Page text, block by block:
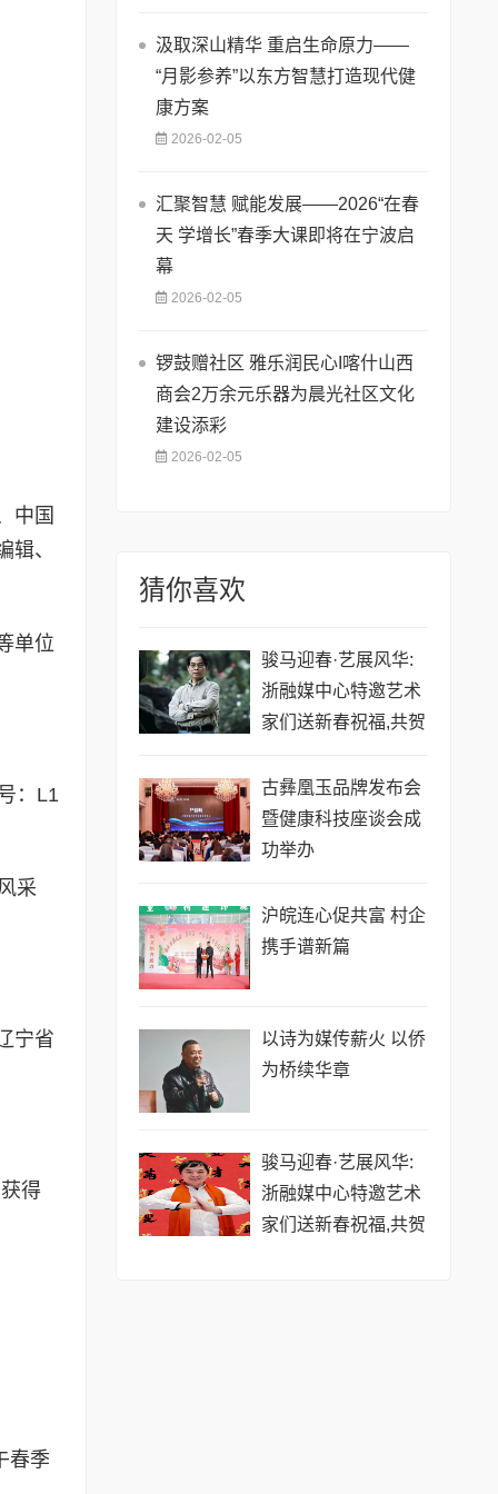
中国
、
单位
：L1
采
宁省
得
春季
汲取深山精华 重启生命原力——
“月影参养”以东方智慧打造现代健
康方案
2026-02-05
汇聚智慧 赋能发展——2026“在春
天 学增长”春季大课即将在宁波启
幕
2026-02-05
锣鼓赠社区 雅乐润民心I喀什山西
商会2万余元乐器为晨光社区文化
建设添彩
2026-02-05
猜你喜欢
骏马迎春·艺展风华:
浙融媒中心特邀艺术
家们送新春祝福,共贺
老师
古彝凰玉品牌发布会
暨健康科技座谈会成
功举办
沪皖连心促共富 村企
携手谱新篇
以诗为媒传薪火 以侨
为桥续华章
骏马迎春·艺展风华:
浙融媒中心特邀艺术
家们送新春祝福,共贺